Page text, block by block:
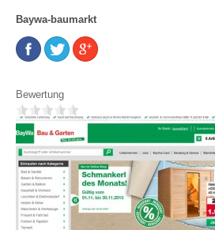
Baywa-baumarkt
Bewertung